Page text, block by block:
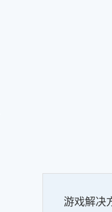
游戏解决